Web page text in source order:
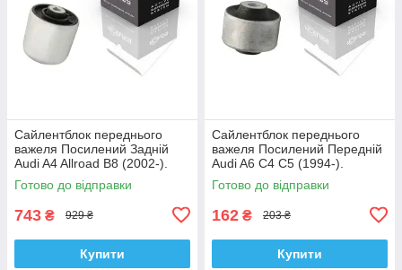
Сайлентблок переднього
важеля Посилений Задній
Audi A4 Allroad B8 (2002-).
Нижній. Корея ACSUSS!
4H0407183 , TD1247W ,
Готово до відправки
743 ₴ 929 ₴
Купити
Сайлентблок переднього
важеля Посилений Передній
Audi A6 C4 C5 (1994-).
Верхній. Корея ACSUSS!
35379 , JBU138 , TD1062W
Готово до відправки
162 ₴ 203 ₴
Купити